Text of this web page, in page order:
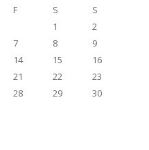
F S
S
1
2
7 8
9
14 15
16
21 22
23
28 29
30